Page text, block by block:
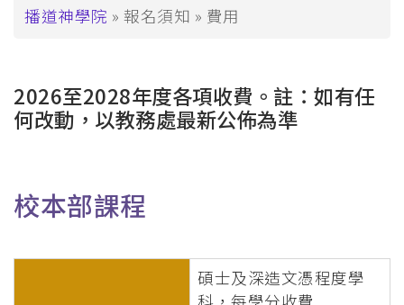
導
連
結
播道神學院 報名須知 費用
2026至2028年度各項收費。註：如有任
何改動，以教務處最新公佈為準
校本部課程
碩士及深造文憑程度學